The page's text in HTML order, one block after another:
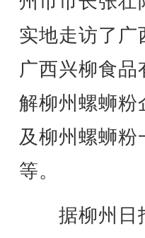
实地走访了广
广西兴柳食
解柳州螺蛳粉
及柳州螺蛳粉
等。
据柳州日报